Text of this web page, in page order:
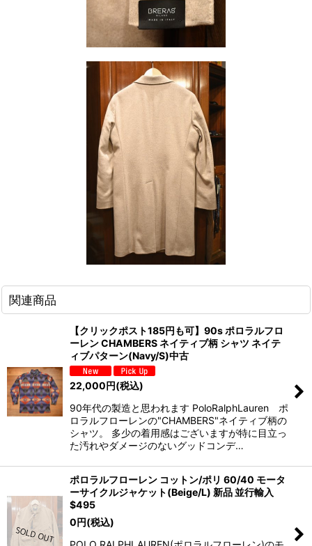
関連商品
【クリックポスト185円も可】90s ポロラルフロ
ーレン CHAMBERS ネイティブ柄 シャツ ネイテ
ィブパターン(Navy/S)中古
22,000 円(税込)
90年代の製造と思われます PoloRalphLauren ポ
ロラルフローレンの"CHAMBERS"ネイティブ柄の
シャツ。 多少の着用感はございますが特に目立っ
た汚れやダメージのないグッドコンデ…
ポロラルフローレン コットン/ポリ 60/40 モータ
ーサイクルジャケット(Beige/L) 新品 並行輸入
$495
0 円(税込)